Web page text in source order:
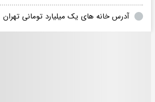
آدرس خانه های یک میلیارد تومانی تهران